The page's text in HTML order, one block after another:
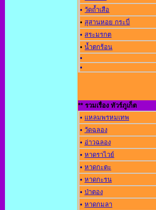
•วัดถ้ำเสือ
•สุสานหอย กระบี่
•สระมรกต
•น้ำตกร้อน
•
•
** รวมเรื่อง ทัวร์ภูเก็ต
• แหลมพรหมเทพ
• วัดฉลอง
• อ่าวฉลอง
• หาดราไวย์
• หาดกะตะ
• หาดกะรน
• ป่าตอง
• หาดกมลา